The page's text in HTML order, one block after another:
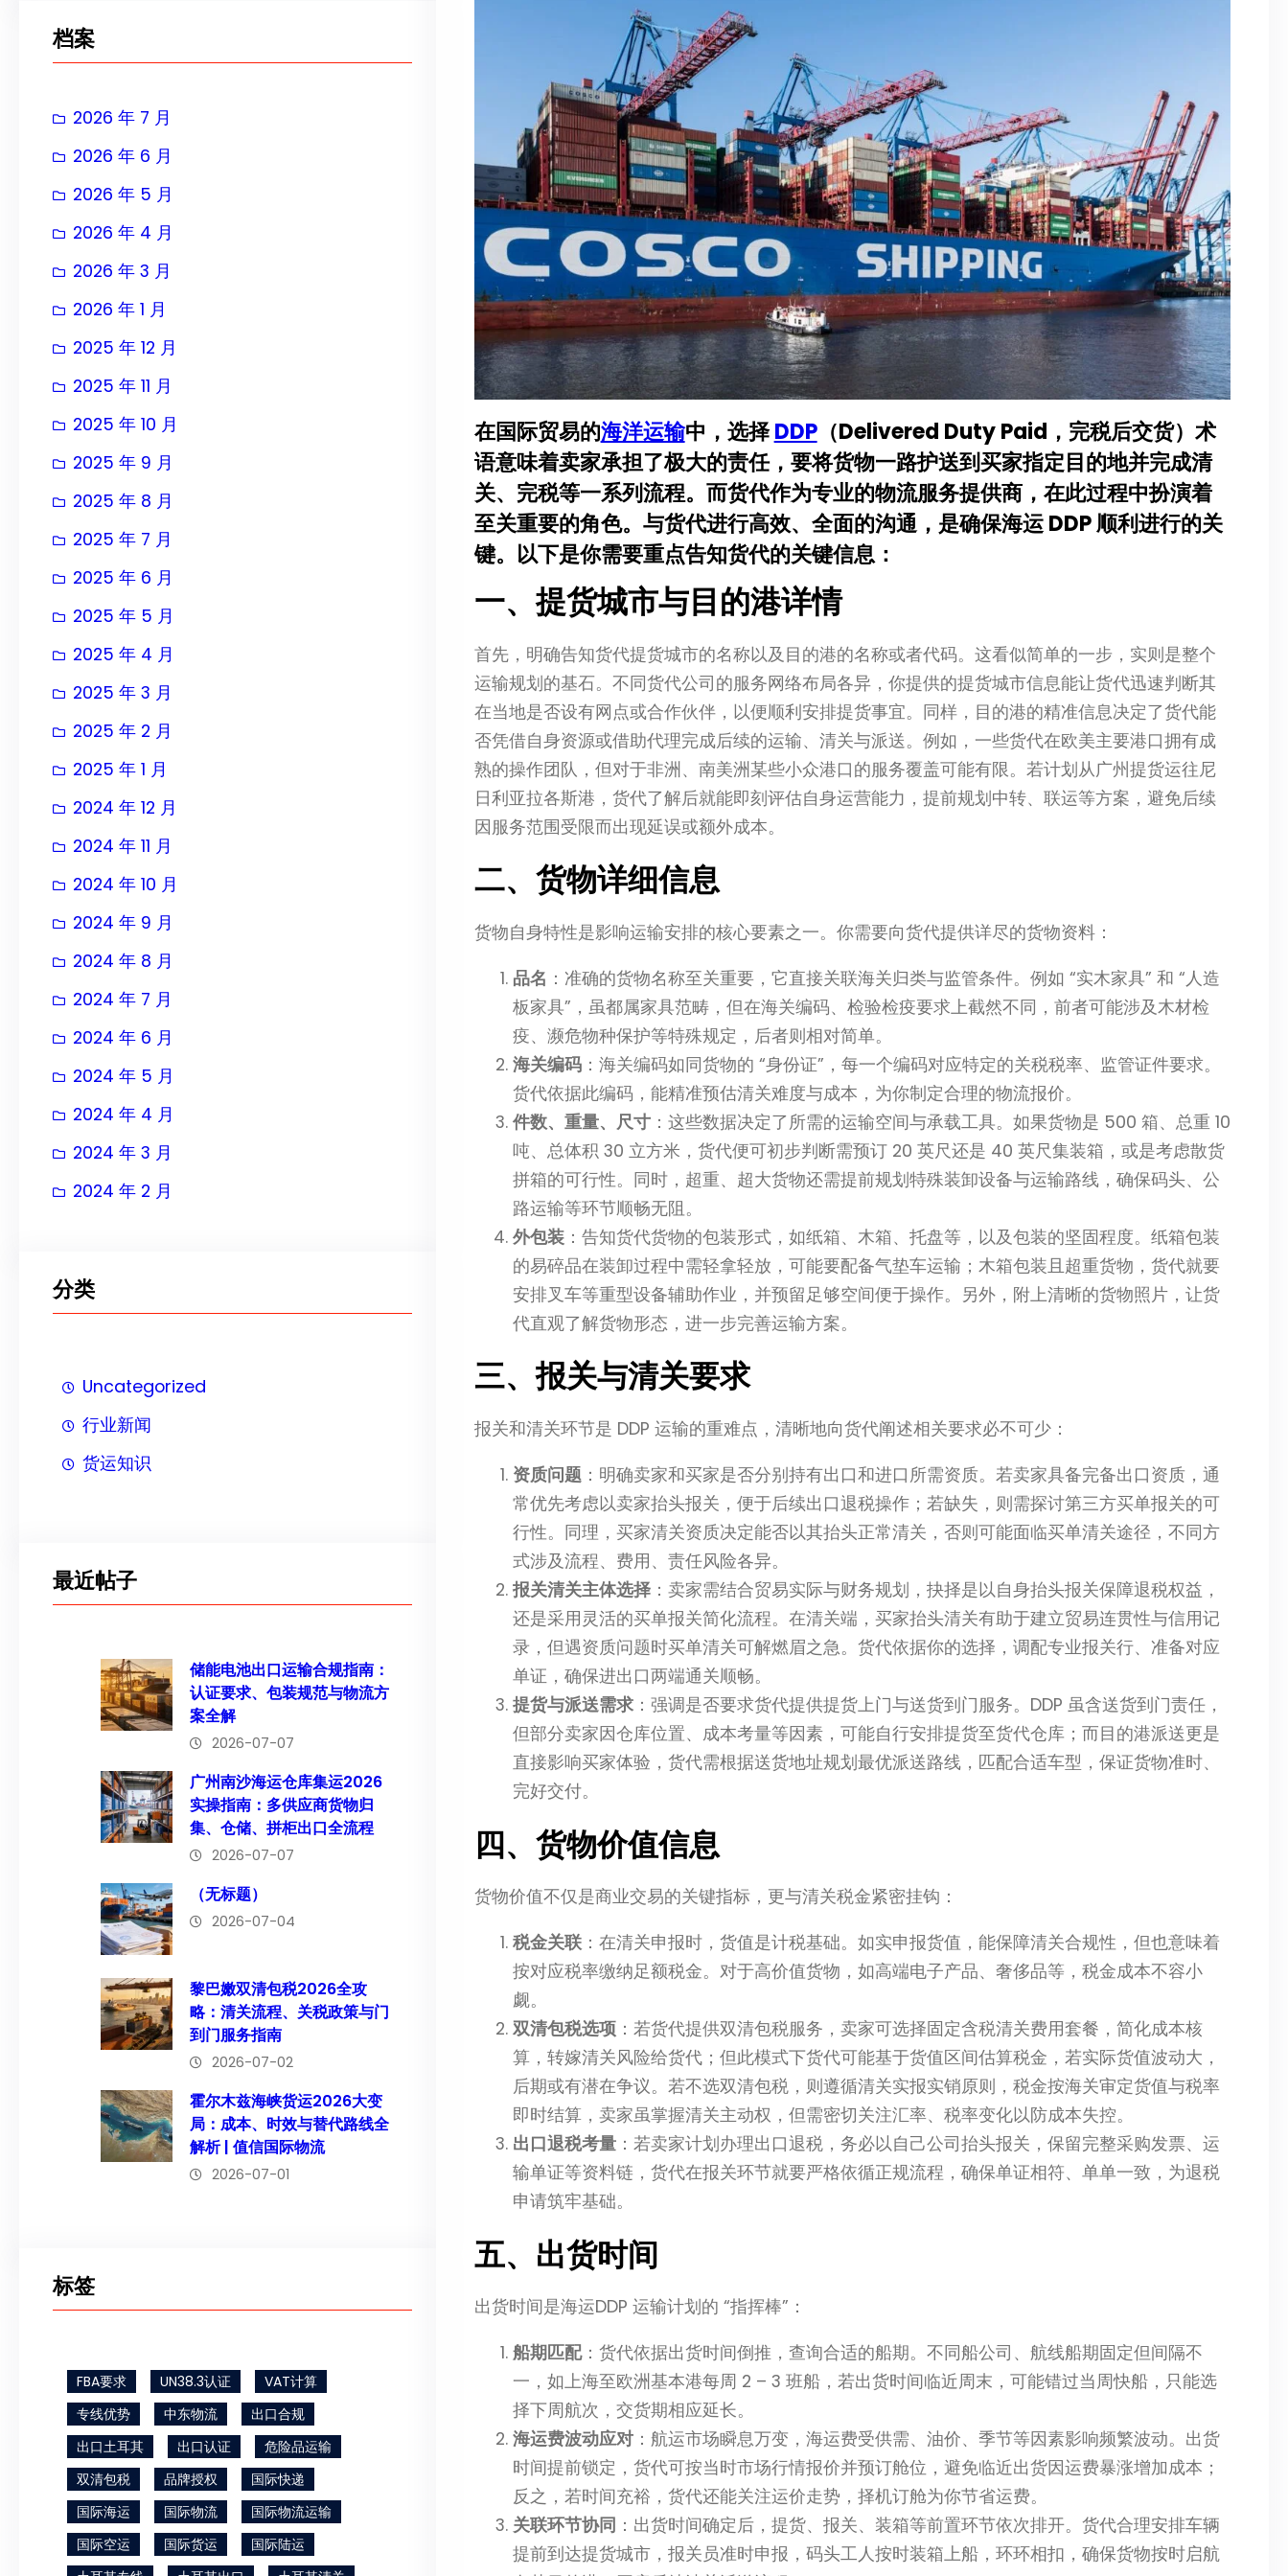
档案
2026 年 7 月
2026 年 6 月
2026 年 5 月
2026 年 4 月
2026 年 3 月
2026 年 1 月
2025 年 12 月
2025 年 11 月
2025 年 10 月
2025 年 9 月
2025 年 8 月
2025 年 7 月
2025 年 6 月
2025 年 5 月
2025 年 4 月
2025 年 3 月
2025 年 2 月
2025 年 1 月
2024 年 12 月
2024 年 11 月
2024 年 10 月
2024 年 9 月
2024 年 8 月
2024 年 7 月
2024 年 6 月
2024 年 5 月
2024 年 4 月
2024 年 3 月
2024 年 2 月
分类
Uncategorized
行业新闻
货运知识
最近帖子
储能电池出口运输合规指南：
认证要求、包装规范与物流方
案全解
2026-07-07
广州南沙海运仓库集运2026
实操指南：多供应商货物归
集、仓储、拼柜出口全流程
2026-07-07
（无标题）
2026-07-04
黎巴嫩双清包税2026全攻
略：清关流程、关税政策与门
到门服务指南
2026-07-02
霍尔木兹海峡货运2026大变
局：成本、时效与替代路线全
解析 | 值信国际物流
2026-07-01
标签
FBA要求 UN38.3认证
VAT计算
专线优势
中东物流
出口合规
出口土耳其
出口认证
危险品运输
双清包税
品牌授权
国际快递
国际海运
国际物流
国际物流运输
国际空运
国际货运
国际陆运
在国际贸易的海洋运输中，选择DDP（Delivered Duty Paid，完税后交货）术
语意味着卖家承担了极大的责任，要将货物一路护送到买家指定目的地并完成清
关、完税等一系列流程。而货代作为专业的物流服务提供商，在此过程中扮演着
至关重要的角色。与货代进行高效、全面的沟通，是确保海运 DDP 顺利进行的关
键。以下是你需要重点告知货代的关键信息：
一、提货城市与目的港详情
首先，明确告知货代提货城市的名称以及目的港的名称或者代码。这看似简单的一步，实则是整个
运输规划的基石。不同货代公司的服务网络布局各异，你提供的提货城市信息能让货代迅速判断其
在当地是否设有网点或合作伙伴，以便顺利安排提货事宜。同样，目的港的精准信息决定了货代能
否凭借自身资源或借助代理完成后续的运输、清关与派送。例如，一些货代在欧美主要港口拥有成
熟的操作团队，但对于非洲、南美洲某些小众港口的服务覆盖可能有限。若计划从广州提货运往尼
日利亚拉各斯港，货代了解后就能即刻评估自身运营能力，提前规划中转、联运等方案，避免后续
因服务范围受限而出现延误或额外成本。
二、货物详细信息
货物自身特性是影响运输安排的核心要素之一。你需要向货代提供详尽的货物资料：
品名 ：准确的货物名称至关重要，它直接关联海关归类与监管条件。例如 “实木家具” 和 “人造
板家具”，虽都属家具范畴，但在海关编码、检验检疫要求上截然不同，前者可能涉及木材检
疫、濒危物种保护等特殊规定，后者则相对简单。
海关编码：海关编码如同货物的 “身份证”，每一个编码对应特定的关税税率、监管证件要求。
货代依据此编码，能精准预估清关难度与成本，为你制定合理的物流报价。
件数、重量、尺寸：这些数据决定了所需的运输空间与承载工具。如果货物是 500 箱、总重 10
吨、总体积 30 立方米，货代便可初步判断需预订 20 英尺还是 40 英尺集装箱，或是考虑散货
拼箱的可行性。同时，超重、超大货物还需提前规划特殊装卸设备与运输路线，确保码头、公
路运输等环节顺畅无阻。
外包装：告知货代货物的包装形式，如纸箱、木箱、托盘等，以及包装的坚固程度。纸箱包装
的易碎品在装卸过程中需轻拿轻放，可能要配备气垫车运输；木箱包装且超重货物，货代就要
安排叉车等重型设备辅助作业，并预留足够空间便于操作。另外，附上清晰的货物照片，让货
代直观了解货物形态，进一步完善运输方案。
三、报关与清关要求
报关和清关环节是 DDP 运输的重难点，清晰地向货代阐述相关要求必不可少：
资质问题：明确卖家和买家是否分别持有出口和进口所需资质。若卖家具备完备出口资质，通
常优先考虑以卖家抬头报关，便于后续出口退税操作；若缺失，则需探讨第三方买单报关的可
行性。同理，买家清关资质决定能否以其抬头正常清关，否则可能面临买单清关途径，不同方
式涉及流程、费用、责任风险各异。
报关清关主体选择：卖家需结合贸易实际与财务规划，抉择是以自身抬头报关保障退税权益，
还是采用灵活的买单报关简化流程。在清关端，买家抬头清关有助于建立贸易连贯性与信用记
录，但遇资质问题时买单清关可解燃眉之急。货代依据你的选择，调配专业报关行、准备对应
单证，确保进出口两端通关顺畅。
提货与派送需求：强调是否要求货代提供提货上门与送货到门服务。DDP 虽含送货到门责任，
但部分卖家因仓库位置、成本考量等因素，可能自行安排提货至货代仓库；而目的港派送更是
直接影响买家体验，货代需根据送货地址规划最优派送路线，匹配合适车型，保证货物准时、
完好交付。
四、货物价值信息
货物价值不仅是商业交易的关键指标，更与清关税金紧密挂钩：
税金关联：在清关申报时，货值是计税基础。如实申报货值，能保障清关合规性，但也意味着
按对应税率缴纳足额税金。对于高价值货物，如高端电子产品、奢侈品等，税金成本不容小
觑。
双清包税选项：若货代提供双清包税服务，卖家可选择固定含税清关费用套餐，简化成本核
算，转嫁清关风险给货代；但此模式下货代可能基于货值区间估算税金，若实际货值波动大，
后期或有潜在争议。若不选双清包税，则遵循清关实报实销原则，税金按海关审定货值与税率
即时结算，卖家虽掌握清关主动权，但需密切关注汇率、税率变化以防成本失控。
出口退税考量：若卖家计划办理出口退税，务必以自己公司抬头报关，保留完整采购发票、运
输单证等资料链，货代在报关环节就要严格依循正规流程，确保单证相符、单单一致，为退税
申请筑牢基础。
五、出货时间
出货时间是海运DDP 运输计划的 “指挥棒”：
船期匹配：货代依据出货时间倒推，查询合适的船期。不同船公司、航线船期固定但间隔不
一，如上海至欧洲基本港每周 2 – 3 班船，若出货时间临近周末，可能错过当周快船，只能选
择下周航次，交货期相应延长。
海运费波动应对：航运市场瞬息万变，海运费受供需、油价、季节等因素影响频繁波动。出货
时间提前锁定，货代可按当时市场行情报价并预订舱位，避免临近出货因运费暴涨增加成本；
反之，若时间充裕，货代还能关注运价走势，择机订舱为你节省运费。
关联环节协同 ：出货时间确定后，提货、报关、装箱等前置环节依次排开。货代合理安排车辆
提前到达提货城市，报关员准时申报，码头工人按时装箱上船，环环相扣，确保货物按时启航